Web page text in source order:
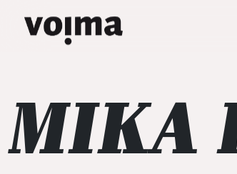
Päävalikko
MIKA